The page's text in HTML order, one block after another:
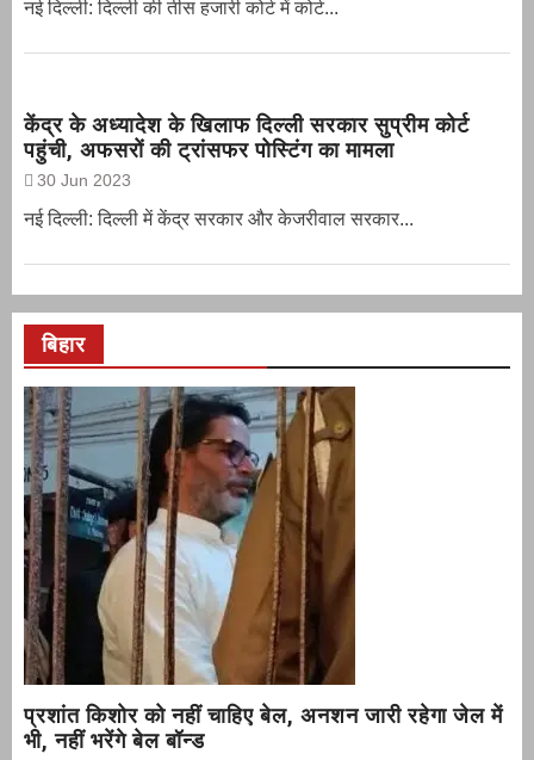
नई दिल्ली: दिल्ली की तीस हजारी कोर्ट में कोर्ट...
केंद्र के अध्यादेश के खिलाफ दिल्ली सरकार सुप्रीम कोर्ट
पहुंची, अफसरों की ट्रांसफर पोस्टिंग का मामला
30 Jun 2023
नई दिल्‍ली: दिल्ली में केंद्र सरकार और केजरीवाल सरकार...
बिहार
प्रशांत किशोर को नहीं चाहिए बेल, अनशन जारी रहेगा जेल में
भी, नहीं भरेंगे बेल बॉन्ड